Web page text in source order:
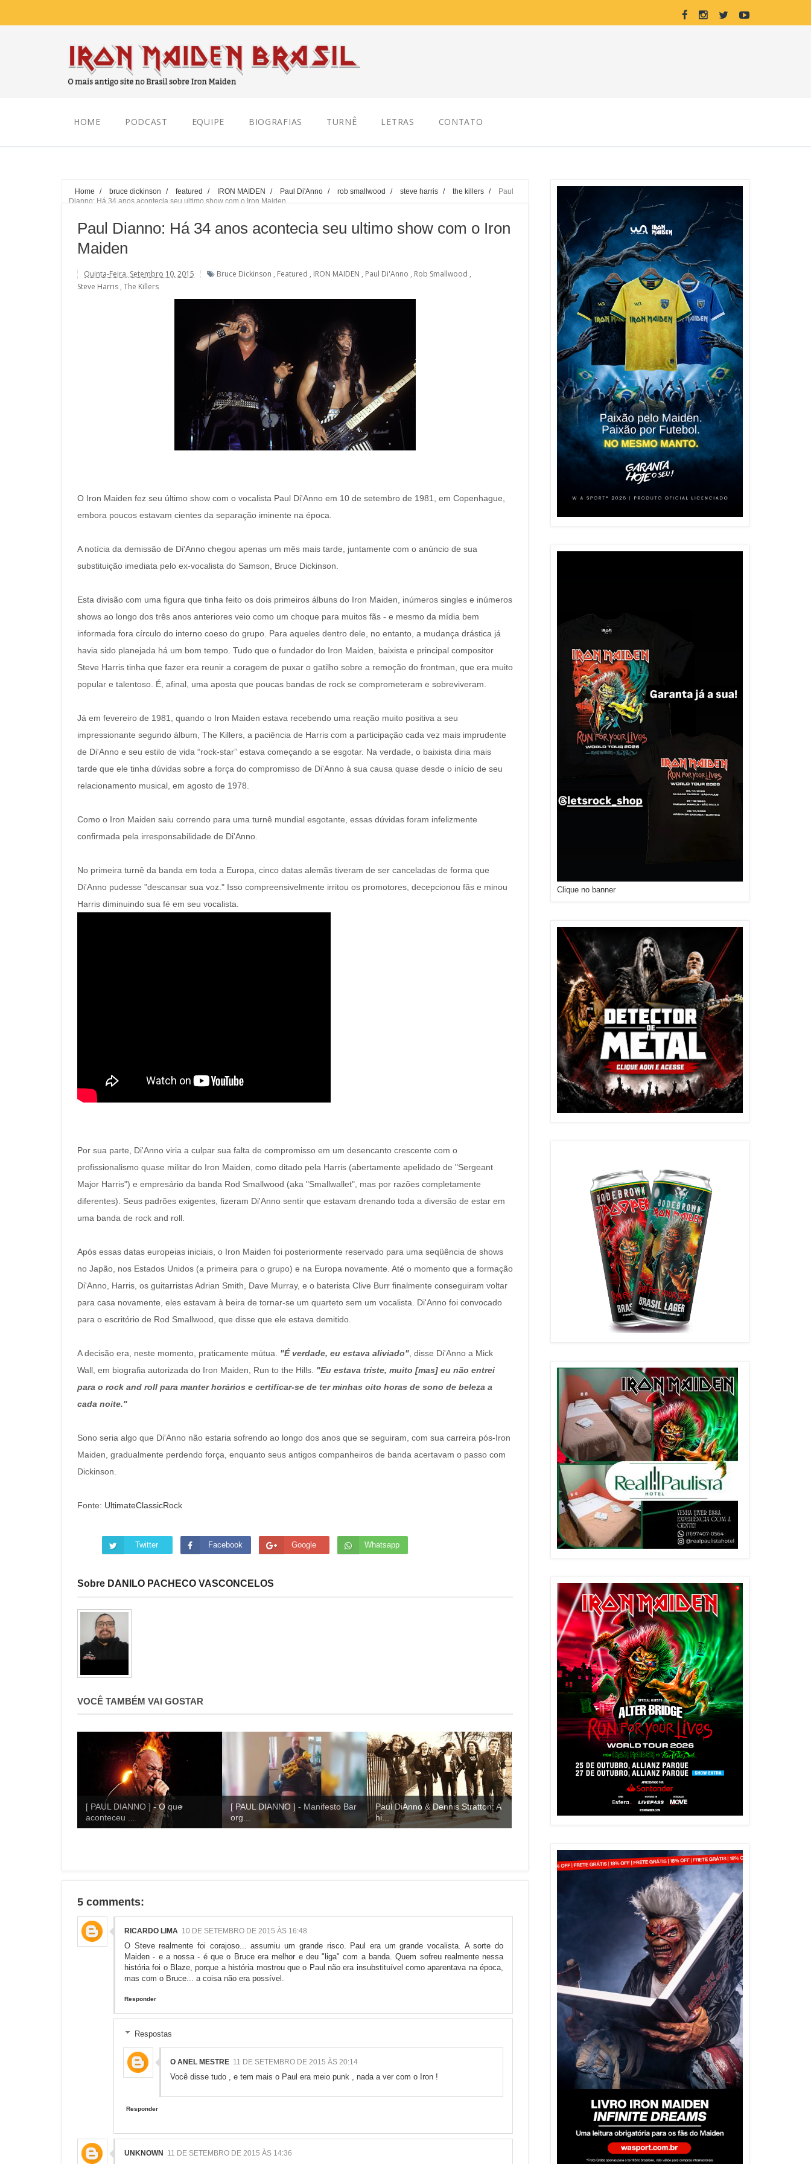
HOME PODCAST EQUIPE BIOGRAFIAS TURNÊ LETRAS CONTATO
Home / bruce dickinson / featured / IRON MAIDEN / Paul Di'Anno / rob smallwood / steve harris / the killers /
Paul
Dianno: Há 34 anos acontecia seu ultimo show com o Iron Maiden
Paul Dianno: Há 34 anos acontecia seu ultimo show com o Iron
Maiden
Quinta-Feira, Setembro 10, 2015 Bruce Dickinson , Featured , IRON MAIDEN , Paul Di'Anno , Rob Smallwood ,
Steve Harris , The Killers
O Iron Maiden fez seu último show com o vocalista Paul Di'Anno em 10 de setembro de 1981, em Copenhague,
embora poucos estavam cientes da separação iminente na época.
A notícia da demissão de Di'Anno chegou apenas um mês mais tarde, juntamente com o anúncio de sua
substituição imediata pelo ex-vocalista do Samson, Bruce Dickinson.
Esta divisão com uma figura que tinha feito os dois primeiros álbuns do Iron Maiden, inúmeros singles e inúmeros
shows ao longo dos três anos anteriores veio como um choque para muitos fãs - e mesmo da mídia bem
informada fora círculo do interno coeso do grupo. Para aqueles dentro dele, no entanto, a mudança drástica já
havia sido planejada há um bom tempo. Tudo que o fundador do Iron Maiden, baixista e principal compositor
Steve Harris tinha que fazer era reunir a coragem de puxar o gatilho sobre a remoção do frontman, que era muito
popular e talentoso. É, afinal, uma aposta que poucas bandas de rock se comprometeram e sobreviveram.
Já em fevereiro de 1981, quando o Iron Maiden estava recebendo uma reação muito positiva a seu
impressionante segundo álbum, The Killers, a paciência de Harris com a participação cada vez mais imprudente
de Di'Anno e seu estilo de vida “rock-star” estava começando a se esgotar. Na verdade, o baixista diria mais
tarde que ele tinha dúvidas sobre a força do compromisso de Di'Anno à sua causa quase desde o início de seu
relacionamento musical, em agosto de 1978.
Como o Iron Maiden saiu correndo para uma turnê mundial esgotante, essas dúvidas foram infelizmente
confirmada pela irresponsabilidade de Di'Anno.
No primeira turnê da banda em toda a Europa, cinco datas alemãs tiveram de ser canceladas de forma que
Di'Anno pudesse "descansar sua voz." Isso compreensivelmente irritou os promotores, decepcionou fãs e minou
Harris diminuindo sua fé em seu vocalista.
Por sua parte, Di'Anno viria a culpar sua falta de compromisso em um desencanto crescente com o
profissionalismo quase militar do Iron Maiden, como ditado pela Harris (abertamente apelidado de "Sergeant
Major Harris") e empresário da banda Rod Smallwood (aka "Smallwallet", mas por razões completamente
diferentes). Seus padrões exigentes, fizeram Di'Anno sentir que estavam drenando toda a diversão de estar em
uma banda de rock and roll.
Após essas datas europeias iniciais, o Iron Maiden foi posteriormente reservado para uma seqüência de shows
no Japão, nos Estados Unidos (a primeira para o grupo) e na Europa novamente. Até o momento que a formação
Di'Anno, Harris, os guitarristas Adrian Smith, Dave Murray, e o baterista Clive Burr finalmente conseguiram voltar
para casa novamente, eles estavam à beira de tornar-se um quarteto sem um vocalista. Di'Anno foi convocado
para o escritório de Rod Smallwood, que disse que ele estava demitido.
A decisão era, neste momento, praticamente mútua. "É verdade, eu estava aliviado" , disse Di'Anno a Mick
Wall, em biografia autorizada do Iron Maiden, Run to the Hills. "Eu estava triste, muito [mas] eu não entrei
para o rock and roll para manter horários e certificar-se de ter minhas oito horas de sono de beleza a
cada noite."
Sono seria algo que Di'Anno não estaria sofrendo ao longo dos anos que se seguiram, com sua carreira pós-Iron
Maiden, gradualmente perdendo força, enquanto seus antigos companheiros de banda acertavam o passo com
Dickinson.
Fonte: UltimateClassicRock
Twitter Facebook Google Whatsapp
Sobre DANILO PACHECO VASCONCELOS
VOCÊ TAMBÉM VAI GOSTAR
[ PAUL DIANNO ] - O que
aconteceu ...
[ PAUL DIANNO ] - Manifesto Bar
org...
Paul DiAnno & Dennis Stratton: A
hi...
5 comments:
RICARDO LIMA 10 DE SETEMBRO DE 2015 ÀS 16:48
O Steve realmente foi corajoso... assumiu um grande risco. Paul era um grande vocalista. A sorte do
Maiden - e a nossa - é que o Bruce era melhor e deu "liga" com a banda. Quem sofreu realmente nessa
história foi o Blaze, porque a história mostrou que o Paul não era insubstituível como aparentava na época,
mas com o Bruce... a coisa não era possível.
Responder
Respostas
O ANEL MESTRE 11 DE SETEMBRO DE 2015 ÀS 20:14
Você disse tudo , e tem mais o Paul era meio punk , nada a ver com o Iron !
Responder
UNKNOWN 11 DE SETEMBRO DE 2015 ÀS 14:36
Clique no banner